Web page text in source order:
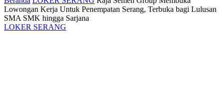
Lowongan Kerja Untuk Penempatan Serang, Terbuka bagi Lulusan
SMA SMK hingga Sarjana
LOKER SERANG